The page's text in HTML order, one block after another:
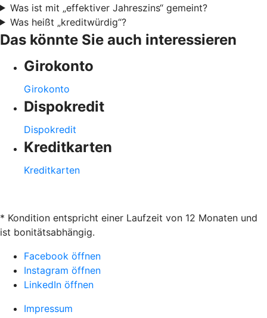
Was ist mit „effektiver Jahreszins“ gemeint?
Was heißt „kreditwürdig“?
Das könnte Sie auch interessieren
Girokonto
Girokonto
Dispokredit
Dispokredit
Kreditkarten
Kreditkarten
* Kondition entspricht einer Laufzeit von 12 Monaten und
ist bonitätsabhängig.
Facebook öffnen
Instagram öffnen
LinkedIn öffnen
Impressum